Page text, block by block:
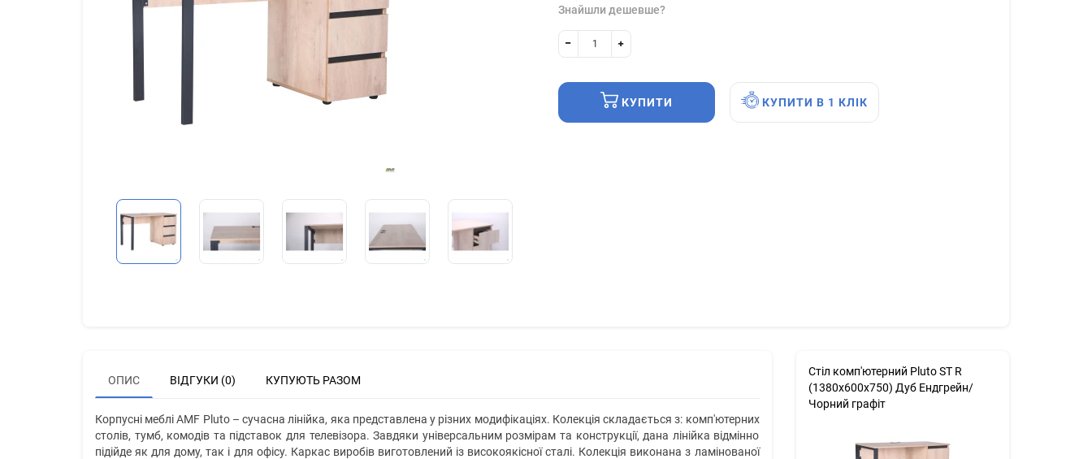
Знайшли дешевше?
КУПИТИ КУПИТИ В 1 КЛІК
ОПИС ВІДГУКИ (0) КУПУЮТЬ РАЗОМ
Корпусні меблі AMF Pluto – сучасна лінійка, яка представлена у різних модифікаціях. Колекція складається з: комп'ютерних
столів, тумб, комодів та підставок для телевізора. Завдяки універсальним розмірам та конструкції, дана лінійка відмінно
підійде як для дому, так і для офісу. Каркас виробів виготовлений із високоякісної сталі. Колекція виконана з ламінованої
Стіл комп'ютерний Pluto ST R
(1380х600х750) Дуб Ендгрейн/
Чорний графiт